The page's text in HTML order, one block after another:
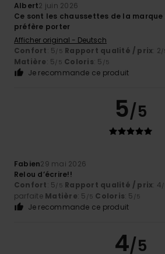
Albert2 juin 2026
Ce sont les chaussettes de la
préfère porter
Afficher original - Deutsch
Confort: 5/5 Rapport qualité / prix: 2/
Matière: 5/5 Coloris: 5 /5
Je recommande ce produit
5/5
Fabien29 mai 2026
Relou d’écrire!!
Confort: 5/5 Rapport qualité / prix: 4
parfaite Matière: 5 /5 Coloris: 5 /5
Je recommande ce produit
4/5